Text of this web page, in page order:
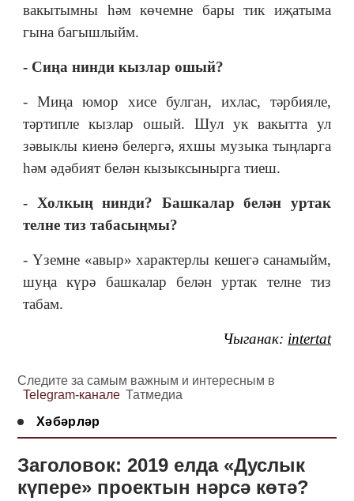
вакытымны һәм көчемне бары тик иҗатыма
гына багышлыйм.
- Сиңа нинди кызлар ошый?
- Миңа юмор хисе булган, ихлас, тәрбияле,
тәртипле кызлар ошый. Шул ук вакытта ул
зәвыклы киенә белергә, яхшы музыка тыңларга
һәм әдәбият белән кызыксынырга тиеш.
- Холкың нинди? Башкалар белән уртак
телне тиз табасыңмы?
- Үземне «авыр» характерлы кешегә санамыйм,
шуңа күрә башкалар белән уртак телне тиз
табам.
Чыганак: intertat
Следите за самым важным и интересным в
Telegram-канале Татмедиа
Хәбәрләр
Заголовок: 2019 елда «Дуслык
күпере» проектын нәрсә көтә?